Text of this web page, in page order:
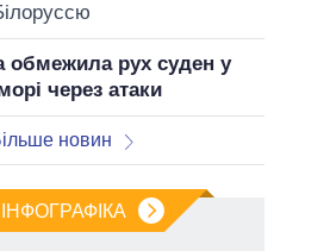
обмежила рух суден у
через атаки
новин
ІНФОГРАФІКА